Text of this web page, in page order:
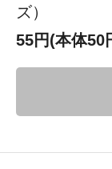
ズ）
55円(本体50